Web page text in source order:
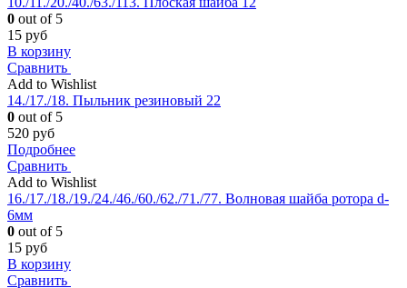
0 out of 5
15 руб
В корзину
Сравнить
Add to Wishlist
14./17./18. Пыльник резиновый 22
0 out of 5
520 руб
Подробнее
Сравнить
Add to Wishlist
16./17./18./19./24./46./60./62./71./77. Волновая шайба ротора d-
6мм
0 out of 5
15 руб
В корзину
Сравнить